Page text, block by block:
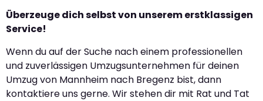
Überzeuge dich selbst von unserem erstklassigen
Service!
Wenn du auf der Suche nach einem professionellen
und zuverlässigen Umzugsunternehmen für deinen
Umzug von Mannheim nach Bregenz bist, dann
kontaktiere uns gerne. Wir stehen dir mit Rat und Tat